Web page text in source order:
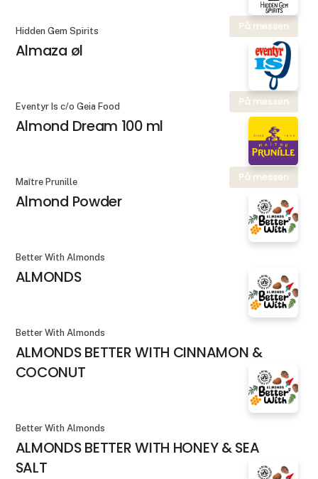
På messen
Hidden Gem Spirits
Almaza øl
På messen
Eventyr Is c/o Geia Food
Almond Dream 100 ml
På messen
Maître Prunille
Almond Powder
Better With Almonds
ALMONDS
Better With Almonds
ALMONDS BETTER WITH CINNAMON &
COCONUT
Better With Almonds
ALMONDS BETTER WITH HONEY & SEA
SALT